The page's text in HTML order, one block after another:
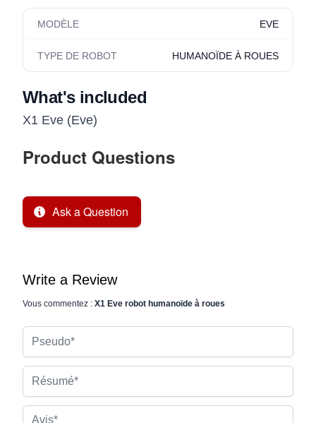
MODÈLE EVE
TYPE DE ROBOT HUMANOÏDE À ROUES
What's included
X1 Eve (Eve)
Product Questions
Ask a Question
Write a Review
Vous commentez : X1 Eve robot humanoïde à roues
Résumé
Avis